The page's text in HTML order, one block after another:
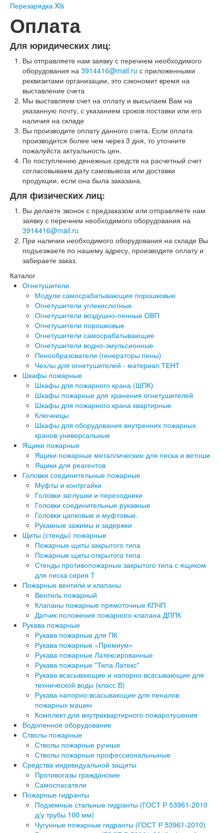
Доставка
Оплата
Гарантии
О нас
Статьи
Публичная оферта
Сертификаты
Вопрос-Ответ
Контакты
Пожарное оборудование
Перезарядка
Перезарядка ОП
Перезарядка ОУ
Доставка
Оплата
Гарантии
О нас
Статьи
Публичная оферта
Сертификаты
Контакты
Перезарядка Xls
Оплата
Для юридических лиц:
Вы отправляете нам заявку с перечнем необходимого
оборудования на 3914416@mail.ru с приложенными
реквизитами организации, это сэкономит время на
выставление счета
Мы выставляем счет на оплату и высылаем Вам на
указанную почту, с указанием сроков поставки или его
наличия на складе
Вы производите оплату данного счета. Если оплата
производится более чем через 3 дня, то уточните
пожалуйста актуальность цен.
По поступлению денежных средств на расчетный счет
согласовываем дату самовывоза или доставки
продукции, если она была заказана.
Для физических лиц:
Вы делаете звонок с предзаказом или отправляете нам
заявку с перечнем необходимого оборудования на
3914416@mail.ru
При наличии необходимого оборудования на складе Вы
подъезжаете по нашему адресу, производите оплату и
забираете заказ.
Каталог
Огнетушители
Модули самосрабатывающие порошковые
Огнетушители углекислотные
Огнетушители воздушно-пенные ОВП
Огнетушители порошковые
Огнетушители самосрабатывающие
Огнетушители водно-эмульсионные
Пенообразователи (генераторы пены)
Чехлы для огнетушителей - материал ТЕНТ
Шкафы пожарные
Шкафы для пожарного крана (ШПК)
Шкафы пожарные для хранения огнетушителей
Шкафы для пожарного крана квартирные
Ключницы
Шкафы для оборудования внутренних пожарных
кранов универсальные
Ящики пожарные
Ящики пожарные металлические для песка и ветоши
Ящики для реагентов
Головки соединительные пожарные
Муфты и контргайки
Головки заглушки и переходники
Головки соединительные рукавные
Головки цапковые и муфтовые.
Рукавные зажимы и задержки
Щиты (стенды) пожарные
Пожарные щиты закрытого типа
Пожарные щиты открытого типа
Стенды противопожарные закрытого типа с ящиком
для песка серия Т
Пожарные вентили и клапаны
Вентиль пожарный
Клапаны пожарные прямоточные КПЧП
Датчик положения пожарного клапана ДППК
Рукава пожарные
Рукава пожарные для ПК
Рукава пожарные «Премиум»
Рукава пожарные Латексированные
Рукава пожарные "Типа Латекс"
Рукава всасывающие и напорно-всасывающие для
технической воды (класс В)
Рукава напорно-всасывающие для пеналов
пожарных машин
Комплект для внутриквартирного пожаротушения
Водопенное оборудование
Стволы пожарные
Стволы пожарные ручные
Стволы пожарные профессиональныные
Средства индивидуальной защиты
Противогазы гражданские
Самоспасатели
Пожарные гидранты
Подземные стальные гидранты (ГОСТ Р 53961-2010
д/у трубы 100 мм)
Чугунные пожарные гидранты (ГОСТ Р 53961-2010)